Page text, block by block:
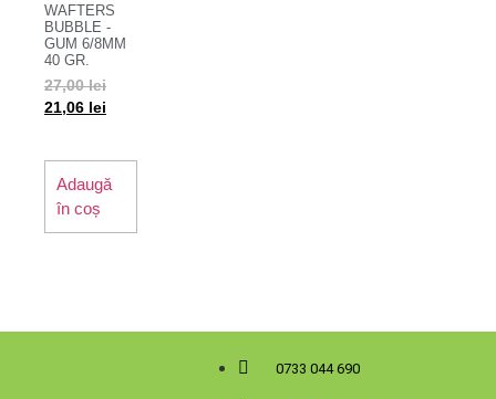
WAFTERS
BUBBLE -
GUM 6/8MM
40 GR.
27,00lei
21,06 lei
Adaugă
în coș
0733 044 690